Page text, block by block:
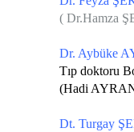
( Dr.Hamza
Dr. Aybüke
Tıp doktoru
(Hadi
Dt. Turgay